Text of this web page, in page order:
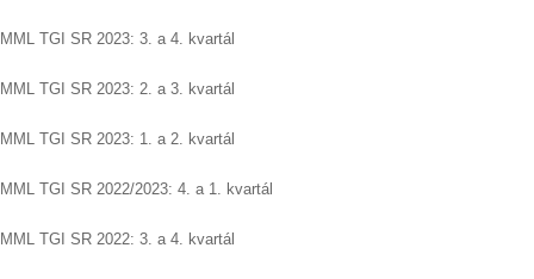
MML TGI SR 2023: 3. a 4. kvartál
MML TGI SR 2023: 2. a 3. kvartál
MML TGI SR 2023: 1. a 2. kvartál
MML TGI SR 2022/2023: 4. a 1. kvartál
MML TGI SR 2022: 3. a 4. kvartál